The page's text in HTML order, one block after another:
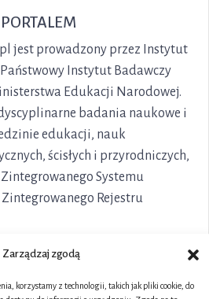
Zarządzaj zgodą
korzystamy z technologii, takich jak pliki cookie, do
jest prowadzony przez Instytut
Instytut Badawczy
Edukacji Narodowej.
badania naukowe i
edukacji, nauk
ścisłych i przyrodniczych,
Systemu
Rejestru